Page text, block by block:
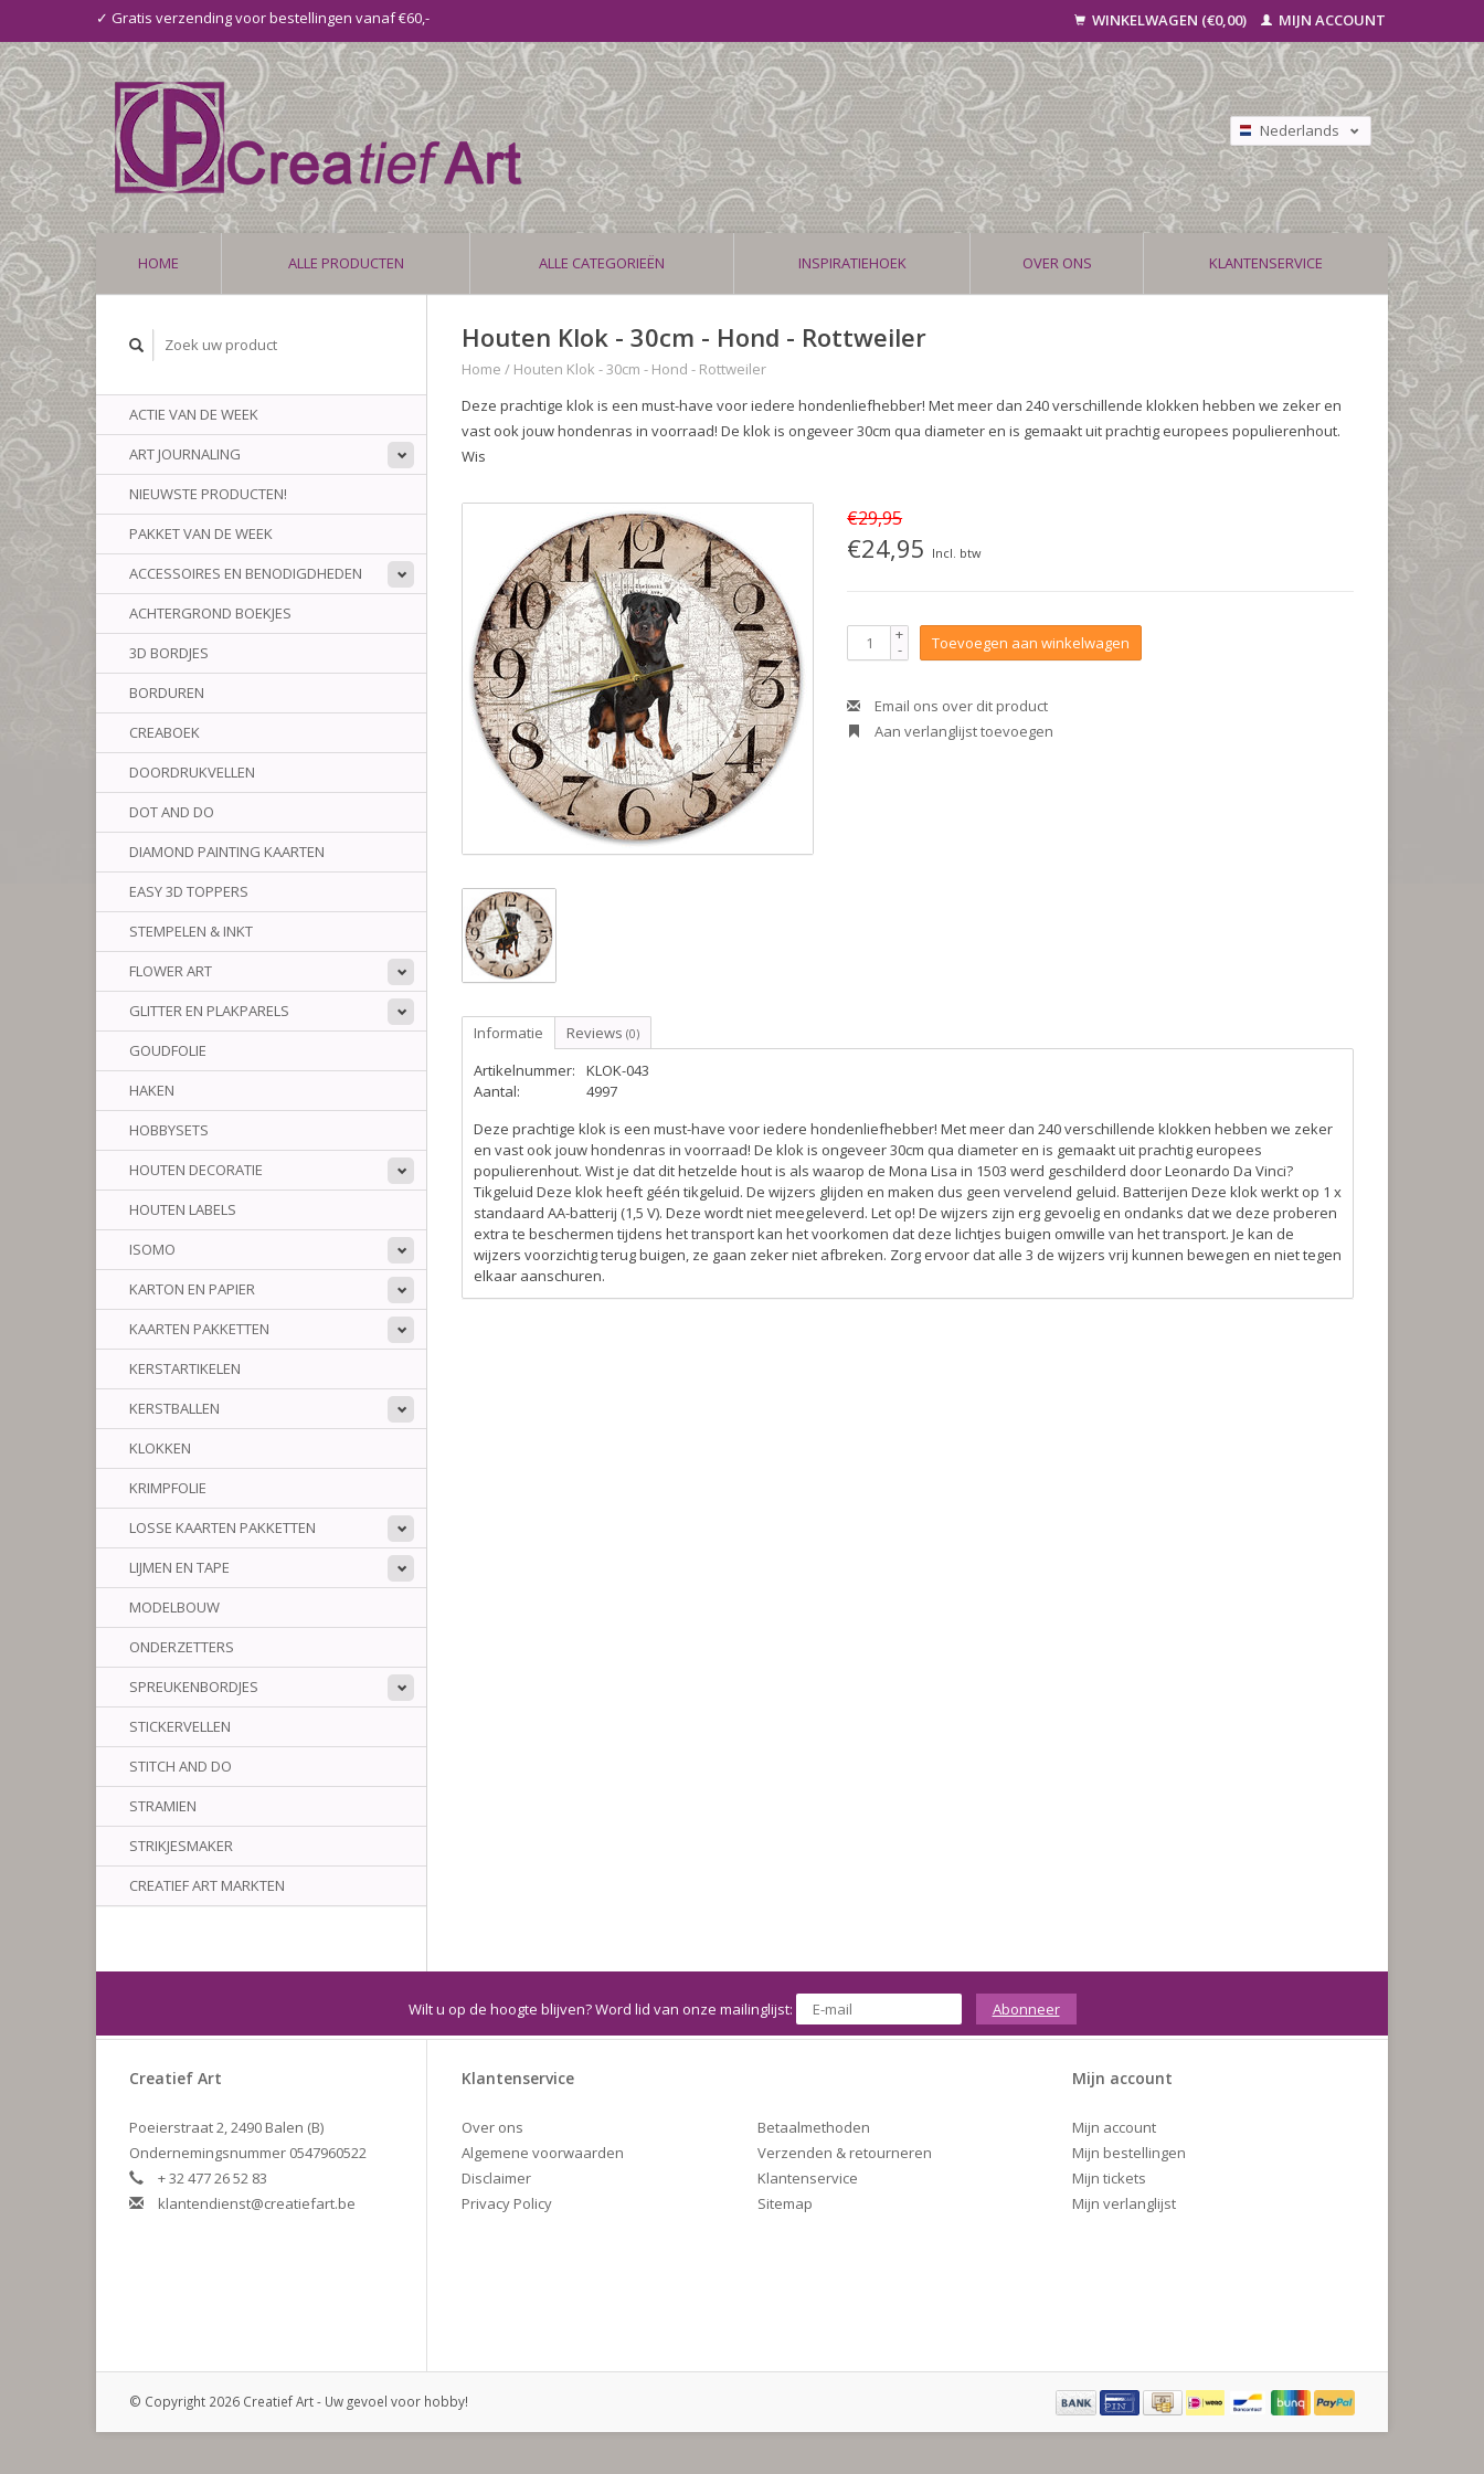
✓ Gratis verzending voor bestellingen vanaf €60,- WINKELWAGEN (€0,00) MIJN ACCOUNT
Nederlands
Deutsch
Français
HOME ALLE PRODUCTEN ALLE CATEGORIEËN INSPIRATIEHOEK OVER ONS KLANTENSERVICE
ACTIE VAN DE WEEK
ART JOURNALING
NIEUWSTE PRODUCTEN!
PAKKET VAN DE WEEK
ACCESSOIRES EN BENODIGDHEDEN
ACHTERGROND BOEKJES
3D BORDJES
BORDUREN
CREABOEK
DOORDRUKVELLEN
DOT AND DO
DIAMOND PAINTING KAARTEN
EASY 3D TOPPERS
STEMPELEN & INKT
FLOWER ART
GLITTER EN PLAKPARELS
GOUDFOLIE
HAKEN
HOBBYSETS
HOUTEN DECORATIE
HOUTEN LABELS
ISOMO
KARTON EN PAPIER
KAARTEN PAKKETTEN
KERSTARTIKELEN
KERSTBALLEN
KLOKKEN
KRIMPFOLIE
LOSSE KAARTEN PAKKETTEN
LIJMEN EN TAPE
MODELBOUW
ONDERZETTERS
SPREUKENBORDJES
STICKERVELLEN
STITCH AND DO
STRAMIEN
STRIKJESMAKER
CREATIEF ART MARKTEN
Houten Klok - 30cm - Hond - Rottweiler
Home / Houten Klok - 30cm - Hond - Rottweiler
Deze prachtige klok is een must-have voor iedere hondenliefhebber! Met meer dan 240 verschillende klokken hebben we zeker en
vast ook jouw hondenras in voorraad! De klok is ongeveer 30cm qua diameter en is gemaakt uit prachtig europees populierenhout.
Wis
€29,95
€24,95 Incl. btw
+
- Toevoegen aan winkelwagen
Email ons over dit product
Aan verlanglijst toevoegen
Informatie Reviews (0)
Artikelnummer:
KLOK-043
Aantal:
4997
Deze prachtige klok is een must-have voor iedere hondenliefhebber! Met meer dan 240 verschillende klokken hebben we zeker
en vast ook jouw hondenras in voorraad! De klok is ongeveer 30cm qua diameter en is gemaakt uit prachtig europees
populierenhout. Wist je dat dit hetzelde hout is als waarop de Mona Lisa in 1503 werd geschilderd door Leonardo Da Vinci?
Tikgeluid Deze klok heeft géén tikgeluid. De wijzers glijden en maken dus geen vervelend geluid. Batterijen Deze klok werkt op 1 x
standaard AA-batterij (1,5 V). Deze wordt niet meegeleverd. Let op! De wijzers zijn erg gevoelig en ondanks dat we deze proberen
extra te beschermen tijdens het transport kan het voorkomen dat deze lichtjes buigen omwille van het transport. Je kan de
wijzers voorzichtig terug buigen, ze gaan zeker niet afbreken. Zorg ervoor dat alle 3 de wijzers vrij kunnen bewegen en niet tegen
elkaar aanschuren.
Wilt u op de hoogte blijven? Word lid van onze mailinglijst: Abonneer
Creatief Art
Poeierstraat 2, 2490 Balen (B)
Ondernemingsnummer 0547960522
+ 32 477 26 52 83
klantendienst@creatiefart.be
Klantenservice
Over ons
Algemene voorwaarden
Disclaimer
Privacy Policy
Betaalmethoden
Verzenden & retourneren
Klantenservice
Sitemap
Mijn account
Mijn account
Mijn bestellingen
Mijn tickets
Mijn verlanglijst
© Copyright 2026 Creatief Art - Uw gevoel voor hobby!